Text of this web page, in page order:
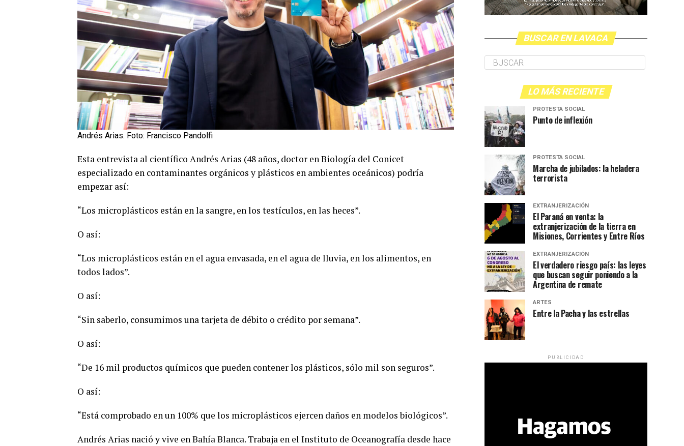
Andrés Arias. Foto: Francisco Pandolfi
Esta entrevista al científico Andrés Arias (48 años, doctor en Biología del Conicet
especializado en contaminantes orgánicos y plásticos en ambientes oceánicos) podría
empezar así:
“Los microplásticos están en la sangre, en los testículos, en las heces”.
O así:
“Los microplásticos están en el agua envasada, en el agua de lluvia, en los alimentos, en
todos lados”.
O así:
“Sin saberlo, consumimos una tarjeta de débito o crédito por semana”.
O así:
“De 16 mil productos químicos que pueden contener los plásticos, sólo mil son seguros”.
O así:
“Está comprobado en un 100% que los microplásticos ejercen daños en modelos biológicos”.
Andrés Arias nació y vive en Bahía Blanca. Trabaja en el Instituto de Oceanografía desde hace
BUSCAR EN LAVACA
LO MÁS RECIENTE
PROTESTA SOCIAL
Punto de inflexión
PROTESTA SOCIAL
Marcha de jubilados: la heladera
terrorista
EXTRANJERIZACIÓN
El Paraná en venta: la
extranjerización de la tierra en
Misiones, Corrientes y Entre Ríos
EXTRANJERIZACIÓN
El verdadero riesgo país: las leyes
que buscan seguir poniendo a la
Argentina de remate
ARTES
Entre la Pacha y las estrellas
PUBLICIDAD